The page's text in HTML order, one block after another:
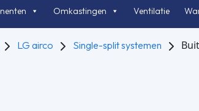
Omkastingen Ventilatie
LG airco Single-split systemen